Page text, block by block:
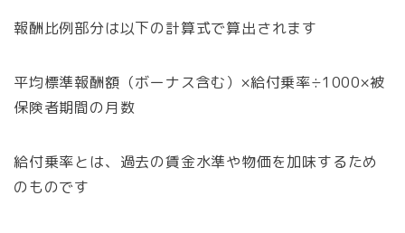
報酬比例部分は以下の計算式で算出されます
平均標準報酬額（ボーナス含む）×給付乗率÷1000×被
保険者期間の月数
給付乗率とは、過去の賃金水準や物価を加味するため
のものです